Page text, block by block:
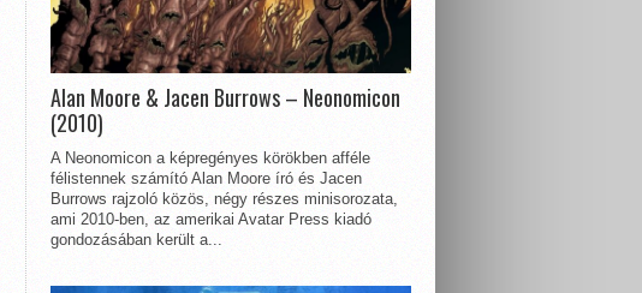
Alan Moore & Jacen Burrows – Neonomicon
(2010)
A Neonomicon a képregényes körökben afféle
félistennek számító Alan Moore író és Jacen
Burrows rajzoló közös, négy részes minisorozata,
ami 2010-ben, az amerikai Avatar Press kiadó
gondozásában került a...